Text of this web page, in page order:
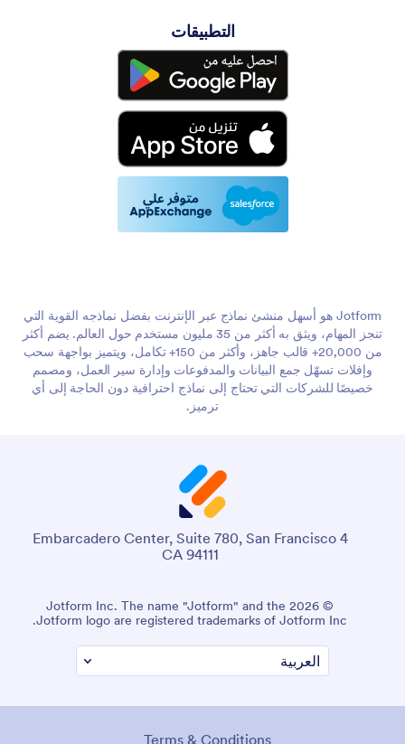
التطبيقات
Jotform هو أسهل منشئ نماذج عبر الإنترنت بفضل نماذجه القوية التي
تنجز المهام، ويثق به أكثر من 35 مليون مستخدم حول العالم. يضم أكثر
من 20,000+ قالب جاهز، وأكثر من 150+ تكامل، ويتميز بواجهة سحب
وإفلات تسهّل جمع البيانات والمدفوعات وإدارة سير العمل، ومصمم
خصيصًا للشركات التي تحتاج إلى نماذج احترافية دون الحاجة إلى أي
ترميز.
4 Embarcadero Center, Suite 780, San Francisco
CA 94111
© 2026 Jotform Inc. The name "Jotform" and the
Jotform logo are registered trademarks of Jotform Inc.
Terms & Conditions